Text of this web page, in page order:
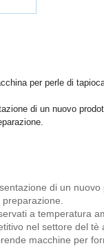
per perle di
di un nuovo
di un
a temperatura
nel settore del
macchine per